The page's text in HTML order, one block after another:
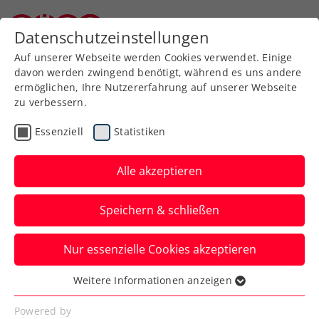
Zurück zur Newsübersicht
Turniere
NÖ Open powered by
EVN versprechen Tennis
zum Anfassen und mehr
Beim ATP-Challenger in Tulln warten
heuer zahlreiche Neuerungen, mit einem
dichten Rahmenprogramm.
Verfasst von: Presseaussendung / Redaktion, 16.08.2024
Datenschutzeinstellungen
Auf unserer Webseite werden Cookies verwendet. Einige
davon werden zwingend benötigt, während es uns andere
ermöglichen, Ihre Nutzererfahrung auf unserer Webseite
zu verbessern.
Essenziell Statistiken
Alle akzeptieren
Speichern & schließen
Nur essenzielle Cookies akzeptieren
Essenziell
Essenzielle Cookies werden für grundlegende
Weitere Informationen anzeigen
Powered by